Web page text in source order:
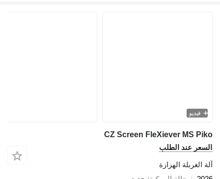
فيديو
CZ Screen FleXiever MS
عند الطلب
الغربلة الهزازة